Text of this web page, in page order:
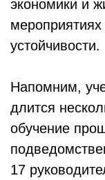
экономики и
устойчивости.
Напомним,
длится
обучение
17